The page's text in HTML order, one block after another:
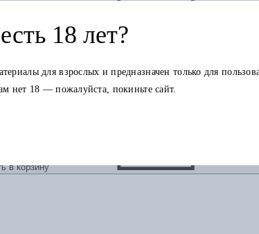
в корзину
18 лет?
для взрослых и предназначен только для
нет 18 — пожалуйста, покиньте сайт.